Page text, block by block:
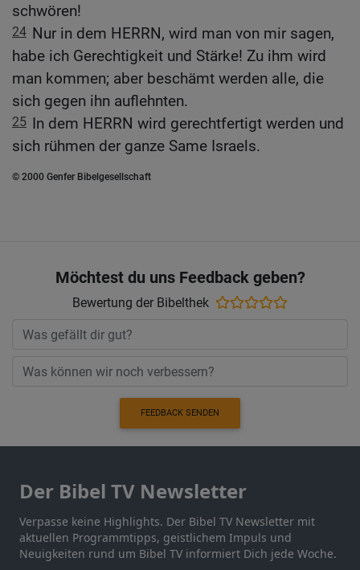
schwören!
24 Nur in dem HERRN, wird man von mir sagen,
habe ich Gerechtigkeit und Stärke! Zu ihm wird
man kommen; aber beschämt werden alle, die
sich gegen ihn auflehnten.
25 In dem HERRN wird gerechtfertigt werden und
sich rühmen der ganze Same Israels.
© 2000 Genfer Bibelgesellschaft
Möchtest du uns Feedback geben?
Bewertung der Bibelthek
FEEDBACK SENDEN
Der Bibel TV Newsletter
Verpasse keine Highlights. Der Bibel TV Newsletter mit
aktuellen Programmtipps, geistlichem Impuls und
Neuigkeiten rund um Bibel TV informiert Dich jede Woche.